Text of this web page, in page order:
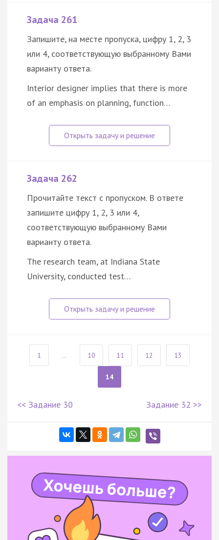
Задача 261
Запишите, на месте пропуска, цифру 1, 2, 3
или 4, соответствующую выбранному Вами
варианту ответа.
Interior designer implies that there is more
of an emphasis on planning, function…
Задача 262
Прочитайте текст с пропуском. В ответе
запишите цифру 1, 2, 3 или 4,
соответствующую выбранному Вами
варианту ответа.
The research team, at Indiana State
University, conducted test…
1 ... 10 11 12 13
14
<< Задание 30 Задание 32 >>